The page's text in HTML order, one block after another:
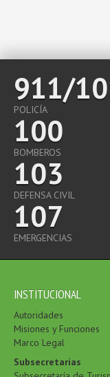
911/
POLICÍA
100
BOMBEROS
103
DEFENSA CIVIL
107
EMERGENCIAS
INSTITUCIONAL
Autoridades
Misiones y Funciones
Marco Legal
Subsecretarías